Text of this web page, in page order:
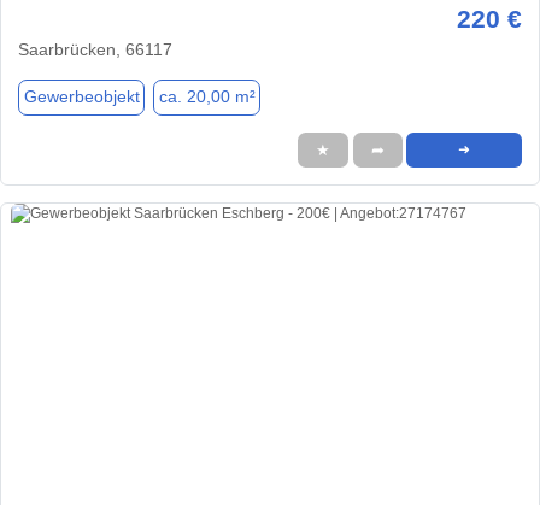
220 €
Saarbrücken, 66117
Gewerbeobjekt ca. 20,00 m²
★ ➦ ➜